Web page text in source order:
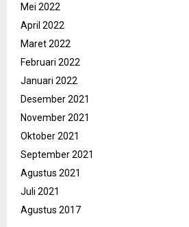
Mei 2022
April 2022
Maret 2022
Februari 2022
Januari 2022
Desember 2021
November 2021
Oktober 2021
September 2021
Agustus 2021
Juli 2021
Agustus 2017